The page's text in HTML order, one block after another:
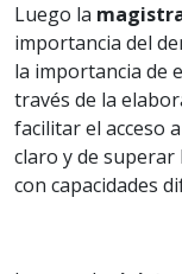
Luego la
importancia del
la importancia de
través de la
facilitar el acceso
claro y de
con capacidades